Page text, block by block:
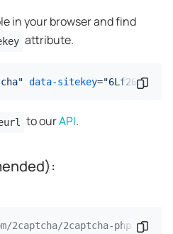
in your browser and find
attribute.
data-sitekey= คัดลอก
to ourAPI.
2captcha-php คัดลอ